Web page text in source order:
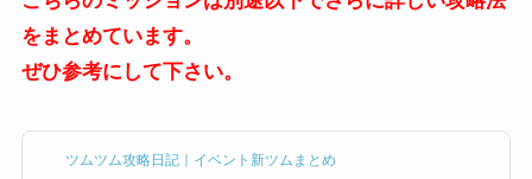
をまとめています。
ぜひ参考にして下さい。
ツムツム攻略日記｜イベント新ツムまとめ